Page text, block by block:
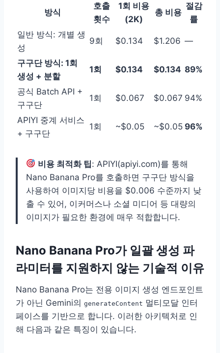
방식
호출
횟수
1회 비용
(2K)
총 비용
절감
률
일반 방식: 개별 생
성
9회 $0.134 $1.206 —
구구단 방식: 1회
생성 + 분할
1회 $0.134 $0.134 89%
공식 Batch API +
구구단
1회 $0.067 $0.067 94%
APIYI 중계 서비스
+ 구구단
1회 ~$0.05 ~$0.05 96%
비용 최적화 팁: APIYI(apiyi.com)를 통해
Nano Banana Pro를 호출하면 구구단 방식을
사용하여 이미지당 비용을 $0.006 수준까지 낮
출 수 있어, 이커머스나 소셜 미디어 등 대량의
이미지가 필요한 환경에 매우 적합합니다.
Nano Banana Pro가 일괄 생성 파
라미터를 지원하지 않는 기술적 이유
Nano Banana Pro는 전용 이미지 생성 엔드포인트
가 아닌 Gemini의 generateContent 멀티모달 인터
페이스를 기반으로 합니다. 이러한 아키텍처로 인
해 다음과 같은 특징이 있습니다.